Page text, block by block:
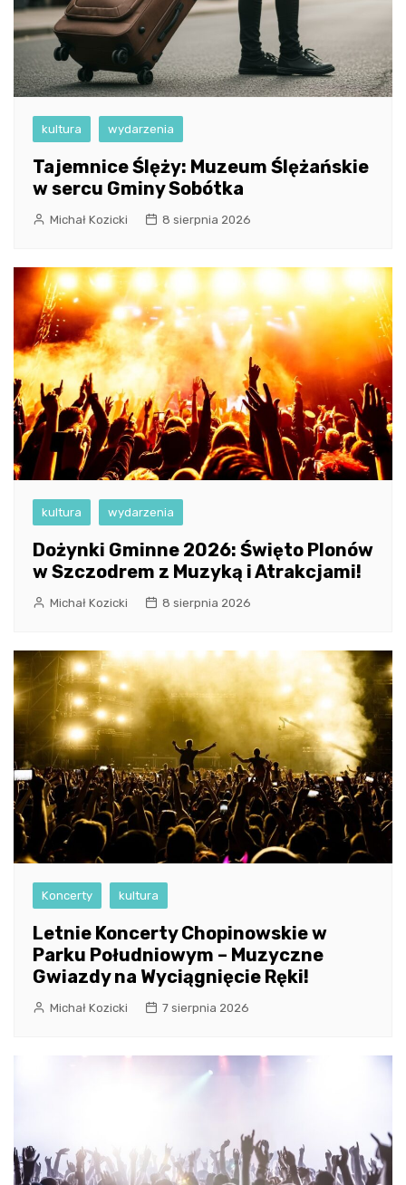
kultura wydarzenia
Tajemnice Ślęży: Muzeum Ślężańskie
w sercu Gminy Sobótka
Michał Kozicki 8 sierpnia 2026
kultura wydarzenia
Dożynki Gminne 2026: Święto Plonów
w Szczodrem z Muzyką i Atrakcjami!
Michał Kozicki 8 sierpnia 2026
Koncerty kultura
Letnie Koncerty Chopinowskie w
Parku Południowym – Muzyczne
Gwiazdy na Wyciągnięcie Ręki!
Michał Kozicki 7 sierpnia 2026